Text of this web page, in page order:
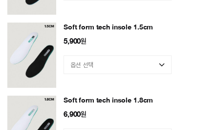
Soft form tech insole 1.5cm
5,900원
Soft form tech insole 1.8cm
6,900원